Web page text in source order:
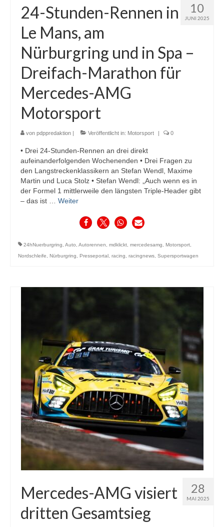
10
JUNI 2025
24-Stunden-Rennen in
Le Mans, am
Nürburgring und in Spa –
Dreifach-Marathon für
Mercedes-AMG
Motorsport
von pdppredaktion Veröffentlicht in: Motorsport 0
• Drei 24-Stunden-Rennen an drei direkt
aufeinanderfolgenden Wochenenden • Drei Fragen zu
den Langstreckenklassikern an Stefan Wendl, Maxime
Martin und Luca Stolz • Stefan Wendl: „Auch wenn es in
der Formel 1 mittlerweile den längsten Triple-Header gibt
– das ist … Weiter
24hNuerburgring, Auto, Autorennen, mdklickt, mercedesamg, Motorsport,
Nordschleife, Nürburgring, Presseportal , racing, racingnews, Supersportwagen
28
MAI 2025
Mercedes-AMG visiert
dritten Gesamtsieg